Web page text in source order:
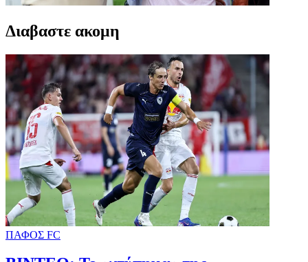
Διαβαστε ακομη
ΠΑΦΟΣ FC